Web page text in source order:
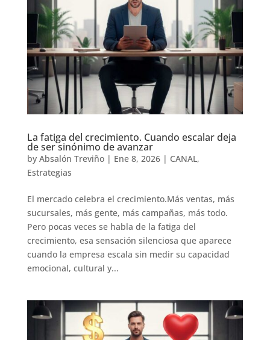
La fatiga del crecimiento. Cuando escalar deja
de ser sinónimo de avanzar
by Absalón Treviño| Ene 8, 2026| CANAL,
Estrategias
El mercado celebra el crecimiento.Más ventas, más
sucursales, más gente, más campañas, más todo.
Pero pocas veces se habla de la fatiga del
crecimiento, esa sensación silenciosa que aparece
cuando la empresa escala sin medir su capacidad
emocional, cultural y...